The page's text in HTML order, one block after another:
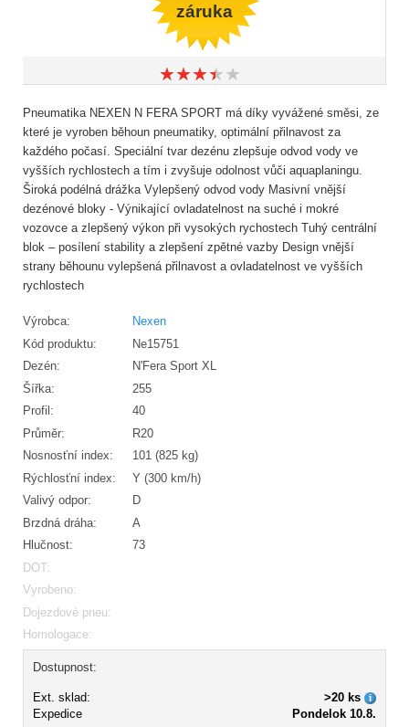
záruka
★★★★★
★★★★★
Pneumatika NEXEN N FERA SPORT má díky vyvážené směsi, ze
které je vyroben běhoun pneumatiky, optimální přilnavost za
každého počasí. Speciální tvar dezénu zlepšuje odvod vody ve
vyšších rychlostech a tím i zvyšuje odolnost vůči aquaplaningu.
Široká podélná drážka Vylepšený odvod vody Masivní vnější
dezénové bloky - Výnikající ovladatelnost na suché i mokré
vozovce a zlepšený výkon při vysokých rychostech Tuhý centrální
blok – posílení stability a zlepšení zpětné vazby Design vnější
strany běhounu vylepšená přilnavost a ovladatelnost ve vyšších
rychlostech
Výrobca:
Nexen
Kód produktu:
Ne15751
Dezén:
N'Fera Sport XL
Šířka:
255
Profil:
40
Průměr:
R20
Nosnosťní index:
101 (825 kg)
Rýchlosťní index:
Y (300 km/h)
Valivý odpor:
D
Brzdná dráha:
A
Hlučnost:
73
DOT:
Vyrobeno:
Dojezdové pneu:
Homologace:
Dostupnost:
Ext. sklad:
>20 ks
Expedice
Pondelok 10.8.